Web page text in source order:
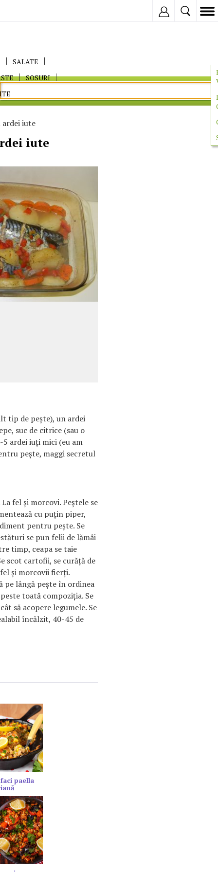
SALATE
SOSURI
ardei iute
iute
tip de pește), un ardei
suc de citrice (sau o
ardei iuți mici (eu am
pește, maggi secretul
fel și morcovi. Peștele se
cu puțin piper,
pentru pește. Se
se pun felii de lămâi
timp, ceapa se taie
scot cartofii, se curăță de
și morcovii fierți.
pe lângă pește în ordinea
toată compoziția. Se
să acopere legumele. Se
încălzit, 40-45 de
paella